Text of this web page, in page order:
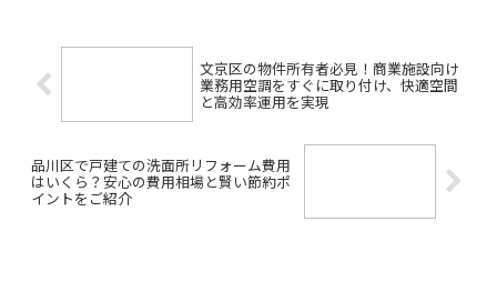
文京区の物件所有者必見！商業施設向け
業務用空調をすぐに取り付け、快適空間
と高効率運用を実現
品川区で戸建ての洗面所リフォーム費用
はいくら？安心の費用相場と賢い節約ポ
イントをご紹介